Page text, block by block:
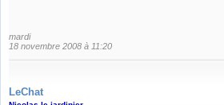
mardi
18 novembre 2008 à 11:20
LeChat